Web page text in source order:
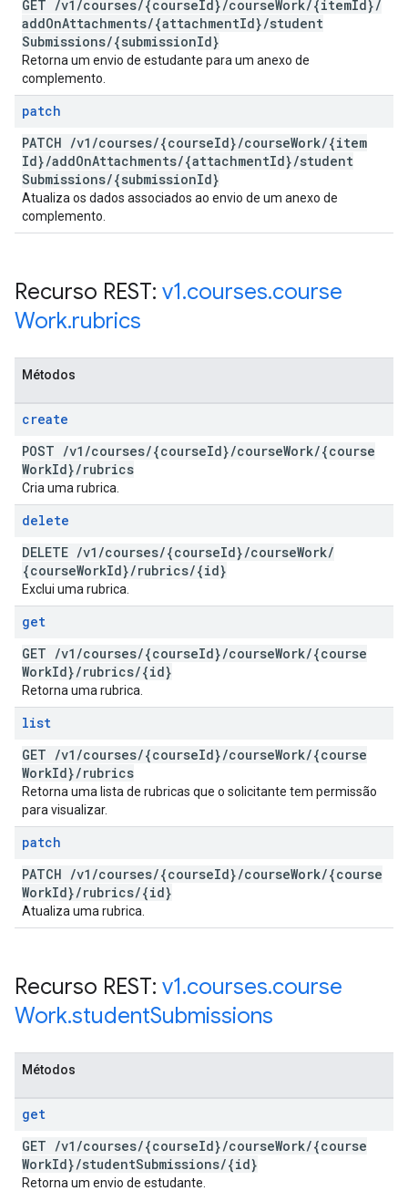
GET /v1 /courses/{courseId}/courseWork/{itemId}/
addOnAttachments/{attachmentId}/student
Submissions/{submissionId}
Retorna um envio de estudante para um anexo de
complemento.
patch
PATCH /v1 /courses/{courseId}/courseWork/{item
Id}/addOnAttachments/{attachmentId}/student
Submissions/{submissionId}
Atualiza os dados associados ao envio de um anexo de
complemento.
Recurso REST: v1.courses.course
Work.rubrics
Métodos
create
POST /v1 /courses/{courseId}/courseWork/{course
WorkId}/rubrics
Cria uma rubrica.
delete
DELETE /v1 /courses/{courseId}/courseWork/
{courseWorkId}/rubrics/{id}
Exclui uma rubrica.
get
GET /v1 /courses/{courseId}/courseWork/{course
WorkId}/rubrics/{id}
Retorna uma rubrica.
list
GET /v1 /courses/{courseId}/courseWork/{course
WorkId}/rubrics
Retorna uma lista de rubricas que o solicitante tem permissão
para visualizar.
patch
PATCH /v1 /courses/{courseId}/courseWork/{course
WorkId}/rubrics/{id}
Atualiza uma rubrica.
Recurso REST: v1.courses.course
Work.studentSubmissions
Métodos
get
GET /v1 /courses/{courseId}/courseWork/{course
WorkId}/studentSubmissions/{id}
Retorna um envio de estudante.